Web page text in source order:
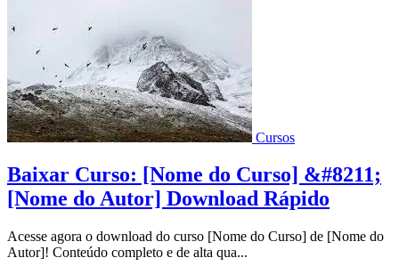
Cursos
Baixar Curso: [Nome do Curso] &#8211;
[Nome do Autor] Download Rápido
Acesse agora o download do curso [Nome do Curso] de [Nome do
Autor]! Conteúdo completo e de alta qua...